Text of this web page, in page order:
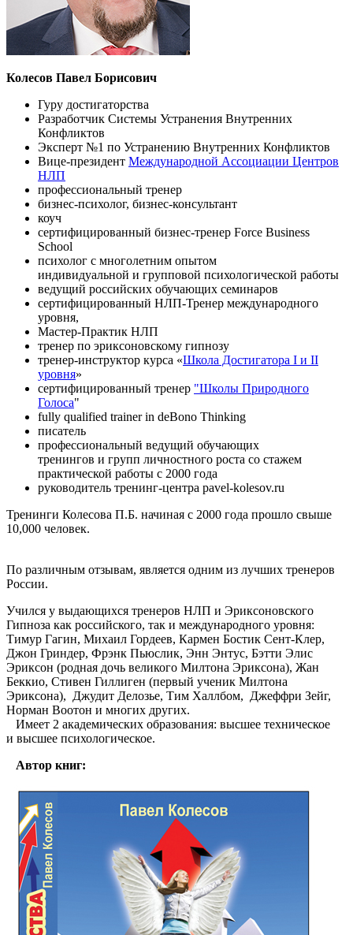
Колесов Павел Борисович
Гуру достигаторства
Разработчик Системы Устранения Внутренних
Конфликтов
Эксперт №1 по Устранению Внутренних Конфликтов
Вице-президент Международной Ассоциации Центров
НЛП
профессиональный тренер
бизнес-психолог, бизнес-консультант
коуч
сертифицированный бизнес-тренер Force Business
School
психолог с многолетним опытом
индивидуальной и групповой психологической работы
ведущий российских обучающих семинаров
сертифицированный НЛП-Тренер международного
уровня,
Мастер-Практик НЛП
тренер по эриксоновскому гипнозу
тренер-инструктор курса «Школа Достигатора I и II
уровня»
сертифицированный тренер "Школы Природного
Голоса"
fully qualified trainer in deBono Thinking
писатель
профессиональный ведущий обучающих
тренингов и групп личностного роста со стажем
практической работы с 2000 года
руководитель тренинг-центра pavel-kolesov.ru
Тренинги Колесова П.Б. начиная с 2000 года прошло свыше
10,000 человек.
По различным отзывам, является одним из лучших тренеров
России.
Учился у выдающихся тренеров НЛП и Эриксоновского
Гипноза как российского, так и международного уровня:
Тимур Гагин, Михаил Гордеев, Кармен Бостик Сент-Клер,
Джон Гриндер, Фрэнк Пьюслик, Энн Энтус, Бэтти Элис
Эриксон (родная дочь великого Милтона Эриксона), Жан
Беккио, Стивен Гиллиген (первый ученик Милтона
Эриксона), Джудит Делозье, Тим Халлбом, Джеффри Зейг,
Норман Воотон и многих других.
Имеет 2 академических образования: высшее техническое
и высшее психологическое.
Автор книг: